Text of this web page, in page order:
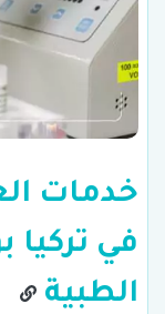
خدمات
في
الطبية